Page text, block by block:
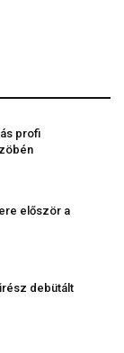
profi
először a
debütált